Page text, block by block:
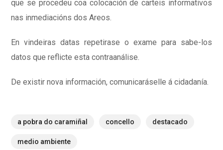
que se procedeu coa colocación de carteis informativos
nas inmediacións dos Areos.
En vindeiras datas repetirase o exame para sabe-los
datos que reflicte esta contraanálise.
De existir nova información, comunicaráselle á cidadanía.
a pobra do caramiñal concello destacado
medio ambiente